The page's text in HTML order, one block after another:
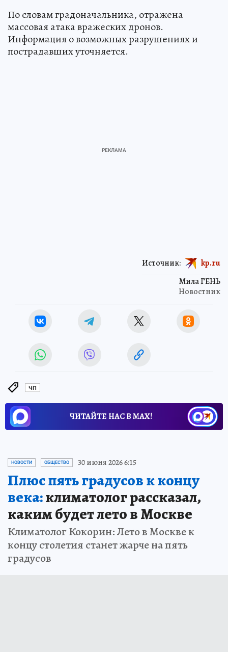
По словам градоначальника, отражена
массовая атака вражеских дронов.
Информация о возможных разрушениях и
пострадавших уточняется.
Мила ГЕНЬ
Новостник
Источник: kp.ru
ЧП
ЧИТАЙТЕ НАС В МАХ!
НОВОСТИ ОБЩЕСТВО 30 июня 2026 6:15
Плюс пять градусов к концу
века:климатолог рассказал,
каким будет лето в Москве
Климатолог Кокорин: Лето в Москве к
концу столетия станет жарче на пять
градусов